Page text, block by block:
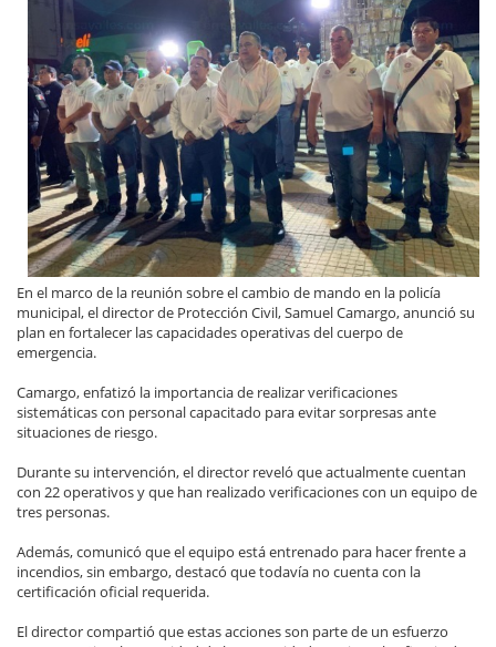
En el marco de la reunión sobre el cambio de mando en la policía
municipal, el director de Protección Civil, Samuel Camargo, anunció su
plan en fortalecer las capacidades operativas del cuerpo de
emergencia.
Camargo, enfatizó la importancia de realizar verificaciones
sistemáticas con personal capacitado para evitar sorpresas ante
situaciones de riesgo.
Durante su intervención, el director reveló que actualmente cuentan
con 22 operativos y que han realizado verificaciones con un equipo de
tres personas.
Además, comunicó que el equipo está entrenado para hacer frente a
incendios, sin embargo, destacó que todavía no cuenta con la
certificación oficial requerida.
El director compartió que estas acciones son parte de un esfuerzo